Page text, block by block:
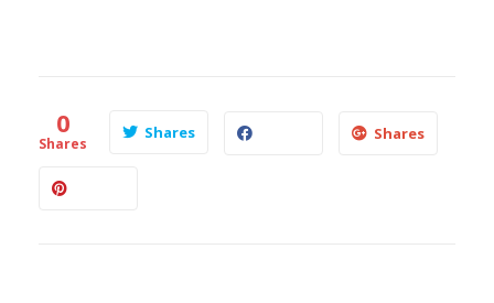
0
Shares
Shares Shares